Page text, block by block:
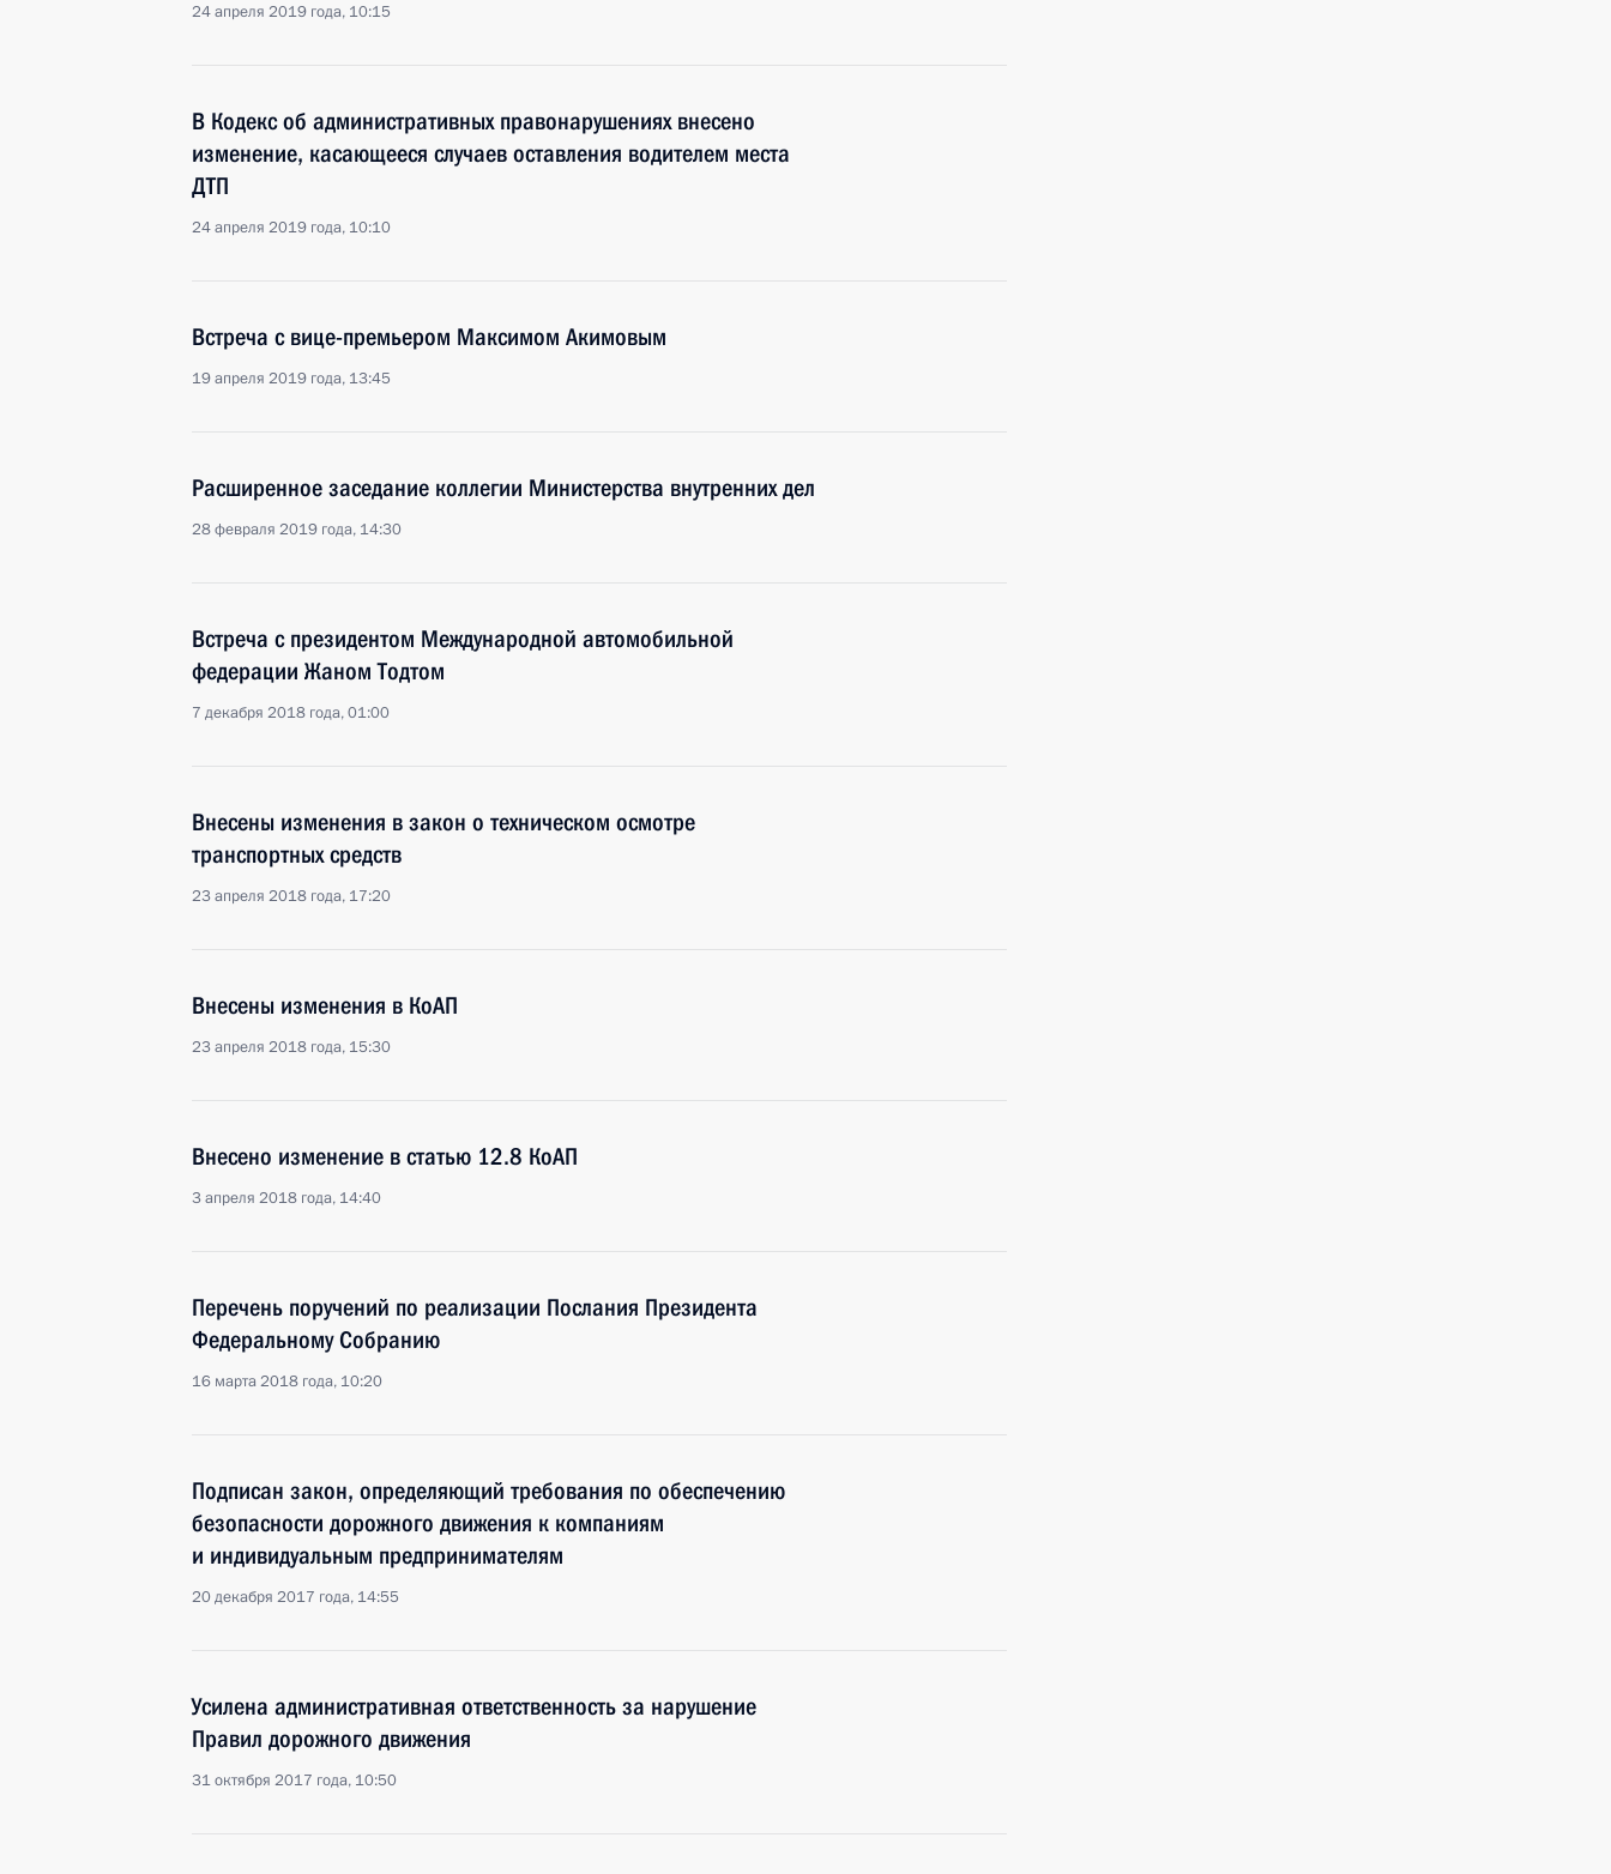
24 апреля 2019 года, 10:15
В Кодекс об административных правонарушениях внесено
изменение, касающееся случаев оставления водителем места
ДТП
24 апреля 2019 года, 10:10
Встреча с вице-премьером Максимом Акимовым
19 апреля 2019 года, 13:45
Расширенное заседание коллегии Министерства внутренних дел
28 февраля 2019 года, 14:30
Встреча с президентом Международной автомобильной
федерации Жаном Тодтом
7 декабря 2018 года, 01:00
Внесены изменения в закон о техническом осмотре
транспортных средств
23 апреля 2018 года, 17:20
Внесены изменения в КоАП
23 апреля 2018 года, 15:30
Внесено изменение в статью 12.8 КоАП
3 апреля 2018 года, 14:40
Перечень поручений по реализации Послания Президента
Федеральному Собранию
16 марта 2018 года, 10:20
Подписан закон, определяющий требования по обеспечению
безопасности дорожного движения к компаниям
и индивидуальным предпринимателям
20 декабря 2017 года, 14:55
Усилена административная ответственность за нарушение
Правил дорожного движения
31 октября 2017 года, 10:50